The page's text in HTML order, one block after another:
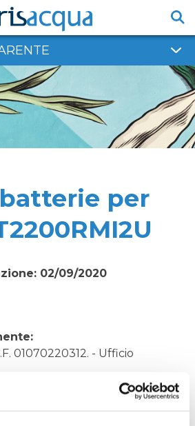
per
02/09/2020
01070220312. - Ufficio
UPS SMT2200RMI2U